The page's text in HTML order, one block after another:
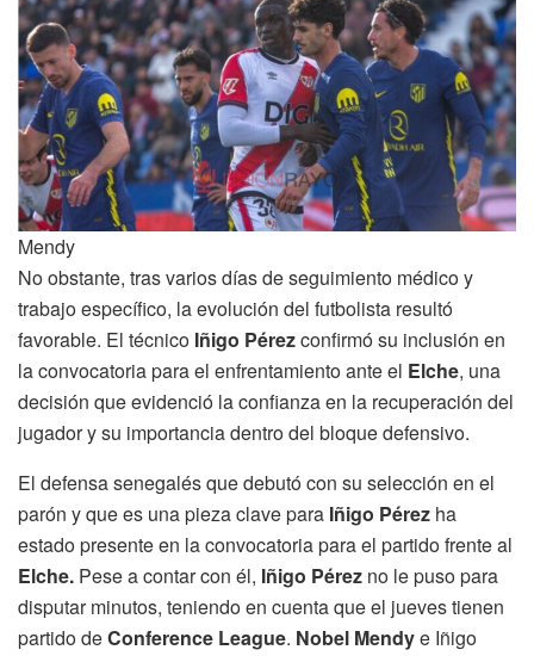
Mendy
No obstante, tras varios días de seguimiento médico y
trabajo específico, la evolución del futbolista resultó
favorable. El técnico Iñigo Pérezconfirmó su inclusión en
la convocatoria para el enfrentamiento ante el Elche, una
decisión que evidenció la confianza en la recuperación del
jugador y su importancia dentro del bloque defensivo.
El defensa senegalés que debutó con su selección en el
parón y que es una pieza clave para Iñigo Pérez ha
estado presente en la convocatoria para el partido frente al
Elche. Pese a contar con él, Iñigo Pérez no le puso para
disputar minutos, teniendo en cuenta que el jueves tienen
partido deConference League. Nobel Mendye Iñigo